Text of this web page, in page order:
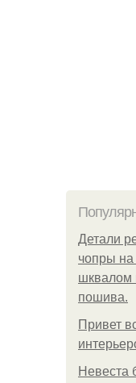
Детали
чопры на
шквалом
пошива.
Привет
Невеста